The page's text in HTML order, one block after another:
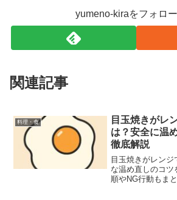
yumeno-kiraをフォロ
関連記事
料理・食
目玉焼きがレ
は？安全に温
徹底解説
目玉焼きがレン
な温め直しのコ
順やNG行動もま